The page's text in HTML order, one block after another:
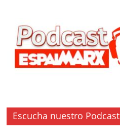
Escucha nuestro Podcast